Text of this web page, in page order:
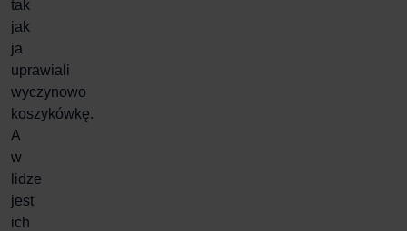
tak
jak
ja
uprawiali
wyczynowo
koszykówkę.
A
w
lidze
jest
ich